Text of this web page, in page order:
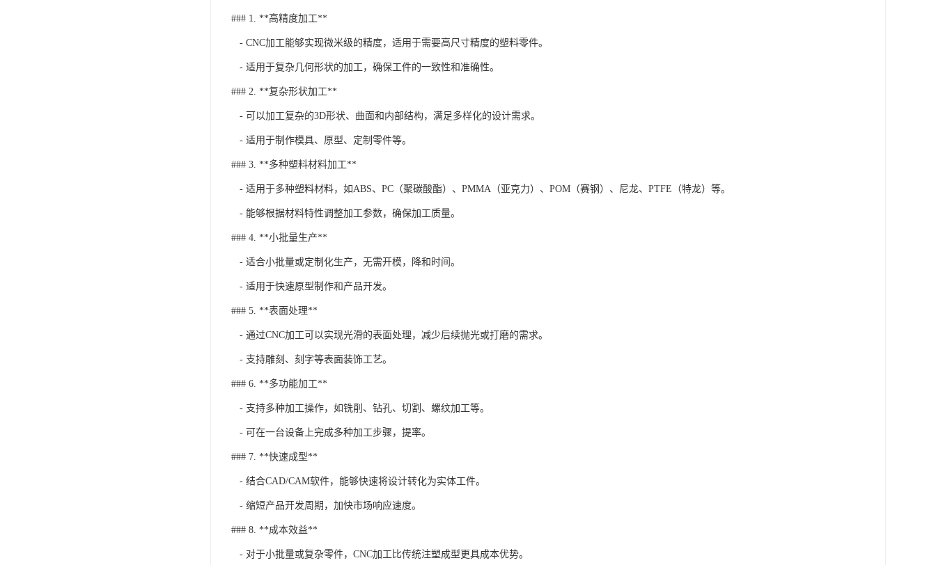
### 1. **高精度加工**
- CNC加工能够实现微米级的精度，适用于需要高尺寸精度的塑料零件。
- 适用于复杂几何形状的加工，确保工件的一致性和准确性。
### 2. **复杂形状加工**
- 可以加工复杂的3D形状、曲面和内部结构，满足多样化的设计需求。
- 适用于制作模具、原型、定制零件等。
### 3. **多种塑料材料加工**
- 适用于多种塑料材料，如ABS、PC（聚碳酸酯）、PMMA（亚克力）、POM（赛钢）、尼龙、PTFE（特龙）等。
- 能够根据材料特性调整加工参数，确保加工质量。
### 4. **小批量生产**
- 适合小批量或定制化生产，无需开模，降和时间。
- 适用于快速原型制作和产品开发。
### 5. **表面处理**
- 通过CNC加工可以实现光滑的表面处理，减少后续抛光或打磨的需求。
- 支持雕刻、刻字等表面装饰工艺。
### 6. **多功能加工**
- 支持多种加工操作，如铣削、钻孔、切割、螺纹加工等。
- 可在一台设备上完成多种加工步骤，提率。
### 7. **快速成型**
- 结合CAD/CAM软件，能够快速将设计转化为实体工件。
- 缩短产品开发周期，加快市场响应速度。
### 8. **成本效益**
- 对于小批量或复杂零件，CNC加工比传统注塑成型更具成本优势。